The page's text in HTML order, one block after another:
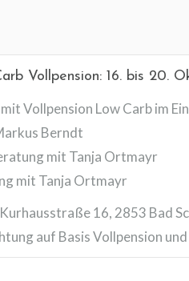
Vollpension: 16. bis 20.
Vollpension Low Carb im
Berndt
mit Tanja Ortmayr
mit Tanja Ortmayr
16, 2853 Bad
auf Basis Vollpension